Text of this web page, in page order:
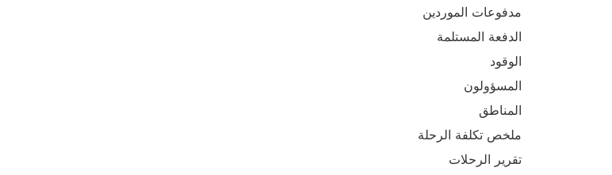
مدفوعات الموردين
الدفعة المستلمة
الوقود
المسؤولون
المناطق
ملخص تكلفة الرحلة
تقرير الرحلات